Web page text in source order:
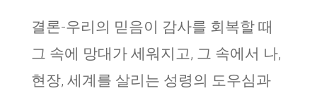
결론-우리의 믿음이 감사를 회복할 때
그 속에 망대가 세워지고, 그 속에서 나,
현장, 세계를 살리는 성령의 도우심과